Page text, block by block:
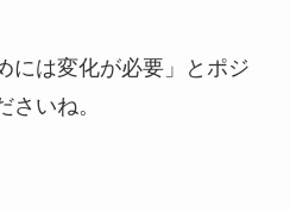
には変化が必要」とポジ
さいね。